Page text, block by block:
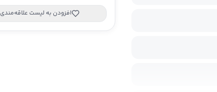
افزودن به لیست علاقه‌مندی